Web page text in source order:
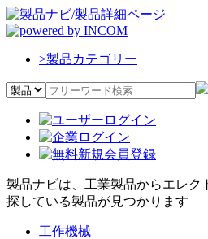
>製品カテゴリー
製品ナビは、工業製品からエレク
探している製品が見つかります
工作機械